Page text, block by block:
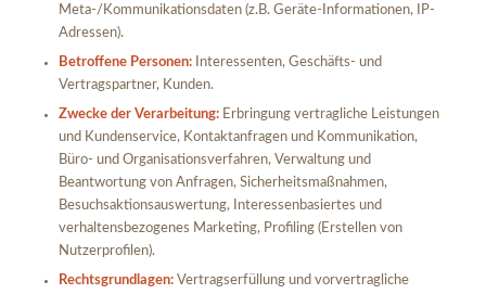
Meta-/Kommunikationsdaten (z.B. Geräte-Informationen, IP-
Adressen).
Betroffene Personen:Interessenten, Geschäfts- und
Vertragspartner, Kunden.
Zwecke der Verarbeitung:Erbringung vertragliche Leistungen
und Kundenservice, Kontaktanfragen und Kommunikation,
Büro- und Organisationsverfahren, Verwaltung und
Beantwortung von Anfragen, Sicherheitsmaßnahmen,
Besuchsaktionsauswertung, Interessenbasiertes und
verhaltensbezogenes Marketing, Profiling (Erstellen von
Nutzerprofilen).
Rechtsgrundlagen:Vertragserfüllung und vorvertragliche